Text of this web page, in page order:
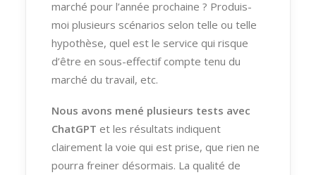
marché pour l’année prochaine ? Produis-
moi plusieurs scénarios selon telle ou telle
hypothèse, quel est le service qui risque
d’être en sous-effectif compte tenu du
marché du travail, etc.
Nous avons mené plusieurs tests avec
ChatGPT et les résultats indiquent
clairement la voie qui est prise, que rien ne
pourra freiner désormais. La qualité de